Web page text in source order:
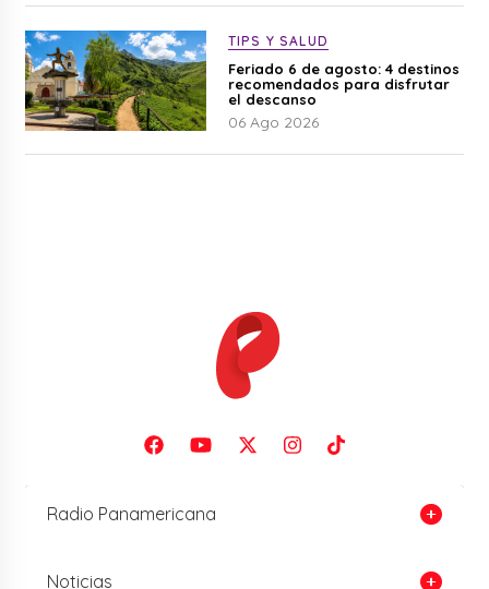
TIPS Y SALUD
Feriado 6 de agosto: 4 destinos
recomendados para disfrutar
el descanso
06 Ago 2026
Radio Panamericana
Noticias